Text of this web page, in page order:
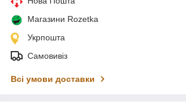
Магазини Rozetka
Укрпошта
Самовивіз
Всі умови доставки